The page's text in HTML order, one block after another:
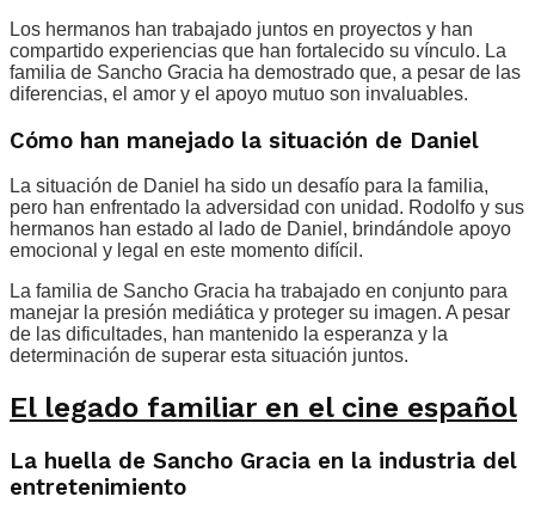
Los hermanos han trabajado juntos en proyectos y han
compartido experiencias que han fortalecido su vínculo. La
familia de Sancho Gracia ha demostrado que, a pesar de las
diferencias, el amor y el apoyo mutuo son invaluables.
Cómo han manejado la situación de Daniel
La situación de Daniel ha sido un desafío para la familia,
pero han enfrentado la adversidad con unidad. Rodolfo y sus
hermanos han estado al lado de Daniel, brindándole apoyo
emocional y legal en este momento difícil.
La familia de Sancho Gracia ha trabajado en conjunto para
manejar la presión mediática y proteger su imagen. A pesar
de las dificultades, han mantenido la esperanza y la
determinación de superar esta situación juntos.
El legado familiar en el cine español
La huella de Sancho Gracia en la industria del
entretenimiento